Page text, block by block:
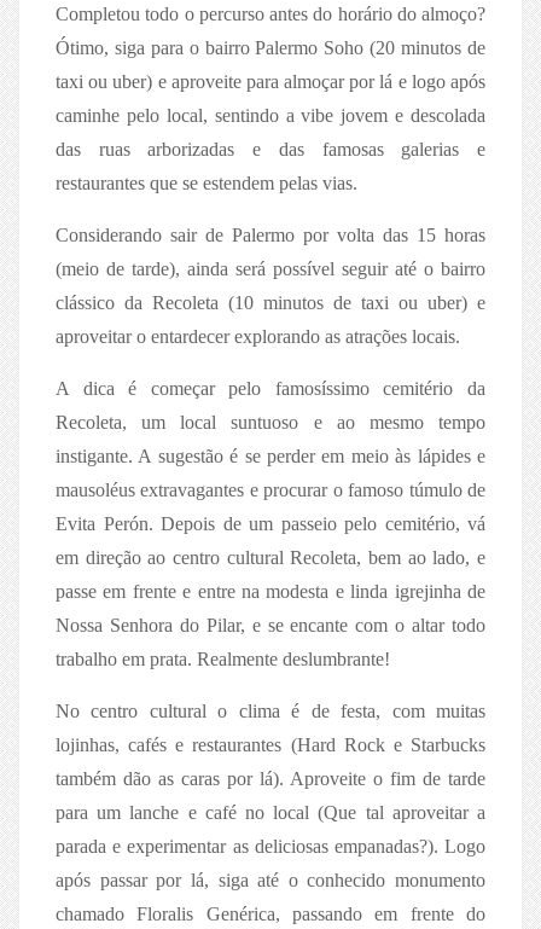
Completou todo o percurso antes do horário do almoço?
Ótimo, siga para o bairro Palermo Soho (20 minutos de
taxi ou uber) e aproveite para almoçar por lá e logo após
caminhe pelo local, sentindo a vibe jovem e descolada
das ruas arborizadas e das famosas galerias e
restaurantes que se estendem pelas vias.
Considerando sair de Palermo por volta das 15 horas
(meio de tarde), ainda será possível seguir até o bairro
clássico da Recoleta (10 minutos de taxi ou uber) e
aproveitar o entardecer explorando as atrações locais.
A dica é começar pelo famosíssimo cemitério da
Recoleta, um local suntuoso e ao mesmo tempo
instigante. A sugestão é se perder em meio às lápides e
mausoléus extravagantes e procurar o famoso túmulo de
Evita Perón. Depois de um passeio pelo cemitério, vá
em direção ao centro cultural Recoleta, bem ao lado, e
passe em frente e entre na modesta e linda igrejinha de
Nossa Senhora do Pilar, e se encante com o altar todo
trabalho em prata. Realmente deslumbrante!
No centro cultural o clima é de festa, com muitas
lojinhas, cafés e restaurantes (Hard Rock e Starbucks
também dão as caras por lá). Aproveite o fim de tarde
para um lanche e café no local (Que tal aproveitar a
parada e experimentar as deliciosas empanadas?). Logo
após passar por lá, siga até o conhecido monumento
chamado Floralis Genérica, passando em frente do